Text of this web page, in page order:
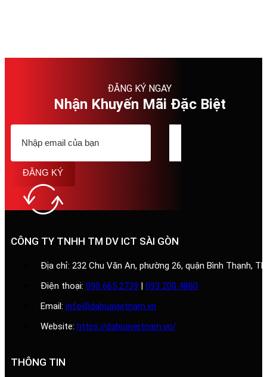
ĐĂNG KÝ NGAY
Nhận Khuyến Mãi Đặc Biệt
ĐĂNG KÝ
CÔNG TY TNHH TM DV ICT SÀI GÒN
Địa chỉ: 232 Chu Văn An, phường 26, quận Bình Thạnh,
Điện thoại: 090 665 2739 | 093 200 4880
Email: info@dahuavietnam.vn
Website: https://dahuavietnam.vn/
THÔNG TIN